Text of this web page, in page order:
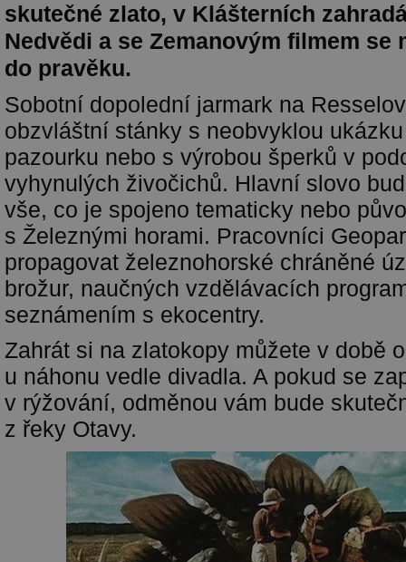
skutečné zlato, v Klášterních
Nedvědi a se Zemanovým filmem se
do pravěku.
Sobotní dopolední jarmark na
obzvláštní stánky s neobvyklou
pazourku nebo s výrobou šperků v
vyhynulých živočichů. Hlavní slovo
vše, co je spojeno tematicky nebo
s Železnými horami. Pracovníci
propagovat železnohorské chráněné
brožur, naučných vzdělávacích
seznámením s ekocentry.
Zahrát si na zlatokopy můžete v době
u náhonu vedle divadla. A pokud se
v rýžování, odměnou vám bude
z řeky Otavy.